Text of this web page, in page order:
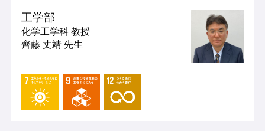
工学部
化学工学科 教授
齊藤 丈靖 先生